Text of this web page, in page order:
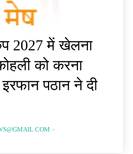
2027 में खेलना
को करना
पठान ने दी
-